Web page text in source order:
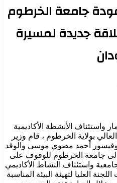
عودة جامعة الخرطوم
جديدة لمسيرة
واستئناف الأنشطة الأكاديمية
بولاية الخرطوم ، قام وزير
أحمد مضوي موسى والوفد
إلى جامعة الخرطوم للوقوف على
واستئناف النشاط الأكاديمي
العليا لتهيئة البيئة المناسبة